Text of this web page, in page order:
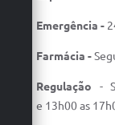
Emergência -
Farmácia -
Regulação -
e 13h00 as